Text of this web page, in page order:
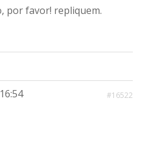
por favor! repliquem.
#16522